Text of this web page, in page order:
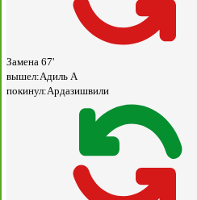
Замена 67'
вышел:Адиль А
покинул:Ардазишвили